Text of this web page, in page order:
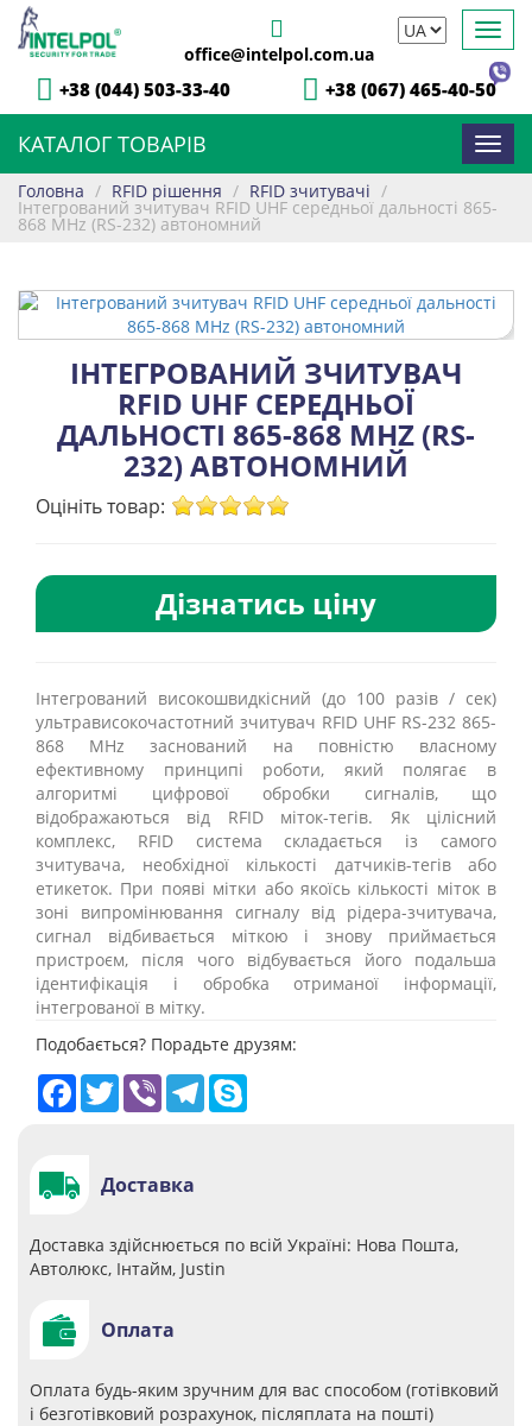
office@intelpol.com.ua
+38 (044) 503-33-40 +38 (067) 465-40-50
КАТАЛОГ ТОВАРІВ
Головна / RFID рішення / RFID зчитувачі /
Інтегрований зчитувач RFID UHF середньої дальності 865-
868 MHz (RS-232) автономний
ІНТЕГРОВАНИЙ ЗЧИТУВАЧ
RFID UHF СЕРЕДНЬОЇ
ДАЛЬНОСТІ 865-868 MHZ (RS-
232) АВТОНОМНИЙ
Оцініть товар:
Дізнатись ціну
Інтегрований високошвидкісний (до 100 разів / сек)
ультрависокочастотний зчитувач RFID UHF RS-232 865-
868 MHz заснований на повністю власному
ефективному принципі роботи, який полягає в
алгоритмі цифрової обробки сигналів, що
відображаються від RFID міток-тегів. Як цілісний
комплекс, RFID система складається із самого
зчитувача, необхідної кількості датчиків-тегів або
етикеток. При появі мітки або якоїсь кількості міток в
зоні випромінювання сигналу від рідера-зчитувача,
сигнал відбивається міткою і знову приймається
пристроєм, після чого відбувається його подальша
ідентифікація і обробка отриманої інформації,
інтегрованої в мітку.
Подобається? Порадьте друзям:
Facebook
TwitterViber Telegram
Доставка
Доставка здійснюється по всій Україні: Нова Пошта,
Автолюкс, Інтайм, Justin
Оплата
Оплата будь-яким зручним для вас способом (готівковий
і безготівковий розрахунок, післяплата на пошті)